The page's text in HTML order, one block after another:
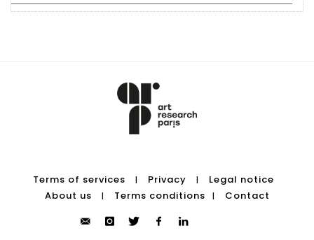
Terms of services | Privacy |
Legal notice
About us
| Terms conditions | Contact